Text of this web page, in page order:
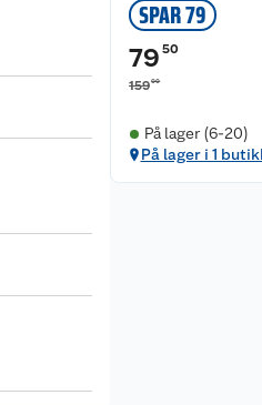
SPAR 79
79 50
15900
På lager (6-20)
På lager i 1